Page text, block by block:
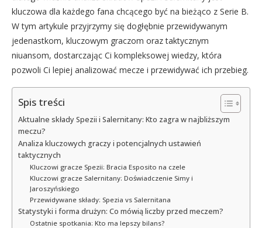
kluczowa dla każdego fana chcącego być na bieżąco z Serie B.
W tym artykule przyjrzymy się dogłębnie przewidywanym
jedenastkom, kluczowym graczom oraz taktycznym
niuansom, dostarczając Ci kompleksowej wiedzy, która
pozwoli Ci lepiej analizować mecze i przewidywać ich przebieg.
Spis treści
Aktualne składy Spezii i Salernitany: Kto zagra w najbliższym
meczu?
Analiza kluczowych graczy i potencjalnych ustawień
taktycznych
Kluczowi gracze Spezii: Bracia Esposito na czele
Kluczowi gracze Salernitany: Doświadczenie Simy i
Jaroszyńskiego
Przewidywane składy: Spezia vs Salernitana
Statystyki i forma drużyn: Co mówią liczby przed meczem?
Ostatnie spotkania: Kto ma lepszy bilans?